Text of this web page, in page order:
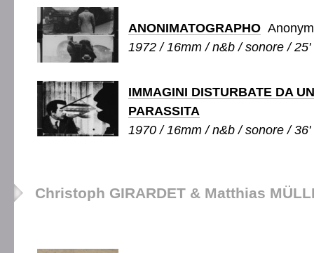
ANONIMATOGRAPHO
1972 / 16mm / n&b / sonore / 25'
IMMAGINI DISTURBATE DA
PARASSITA
1970 / 16mm / n&b / sonore / 36'
Christoph GIRARDET & Matthias